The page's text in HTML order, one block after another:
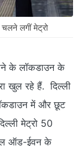
लगीं मेट्रो
के लॉकडाउन के
खुल रहे हैं. दिल्ली
में और छूट
मेट्रो 50
ऑड-ईवन के